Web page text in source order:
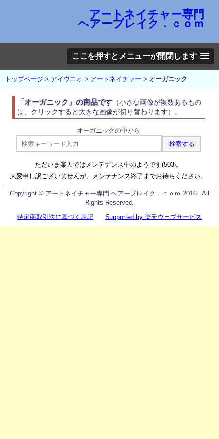
アートネイチャー専門
ヘアーブレイク．ｃｏｍ
「オーガニック」の商品です （小さな画像が複数あるもの
は、クリックすると大きな画像が切り替わります）。
オーガニックの中から
ただいま楽天ではメンテナンス中のようです(503)。
大変申し訳ございませんが、メンテナンス終了までお待ちください。
トップページ > アイウエオ > アートネイチャー > オーガニック
ここを押すとメニューが開閉します
Copyright © アートネイチャー専門 ヘアーブレイク．ｃｏｍ 2016-. All
Rights Reserved.
特定商取引法に基づく表記
Supported by 楽天ウェブサービス